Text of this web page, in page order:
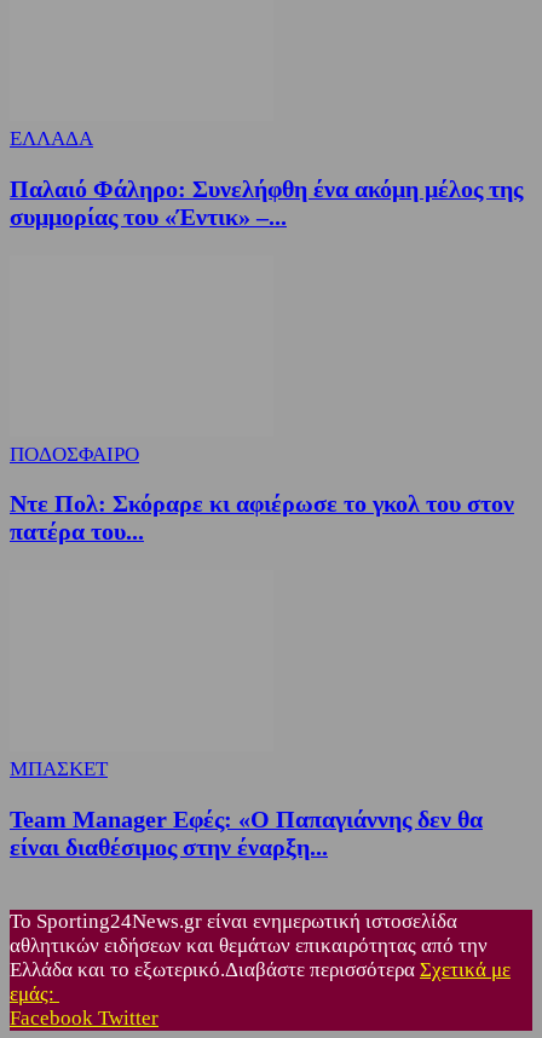
ΕΛΛΑΔΑ
Παλαιό Φάληρο: Συνελήφθη ένα ακόμη μέλος της
συμμορίας του «Έντικ» –...
ΠΟΔΟΣΦΑΙΡΟ
Ντε Πολ: Σκόραρε κι αφιέρωσε το γκολ του στον
πατέρα του...
ΜΠΑΣΚΕΤ
Team Manager Εφές: «Ο Παπαγιάννης δεν θα
είναι διαθέσιμος στην έναρξη...
Το Sporting24News.gr είναι ενημερωτική ιστοσελίδα
αθλητικών ειδήσεων και θεμάτων επικαιρότητας από την
Ελλάδα και το εξωτερικό.Διαβάστε περισσότερα Σχετικά με
εμάς:
Facebook Twitter